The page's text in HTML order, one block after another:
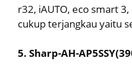
r32, iAUTO, eco smart
cukup terjangkau yaitu
5. Sharp-AH-